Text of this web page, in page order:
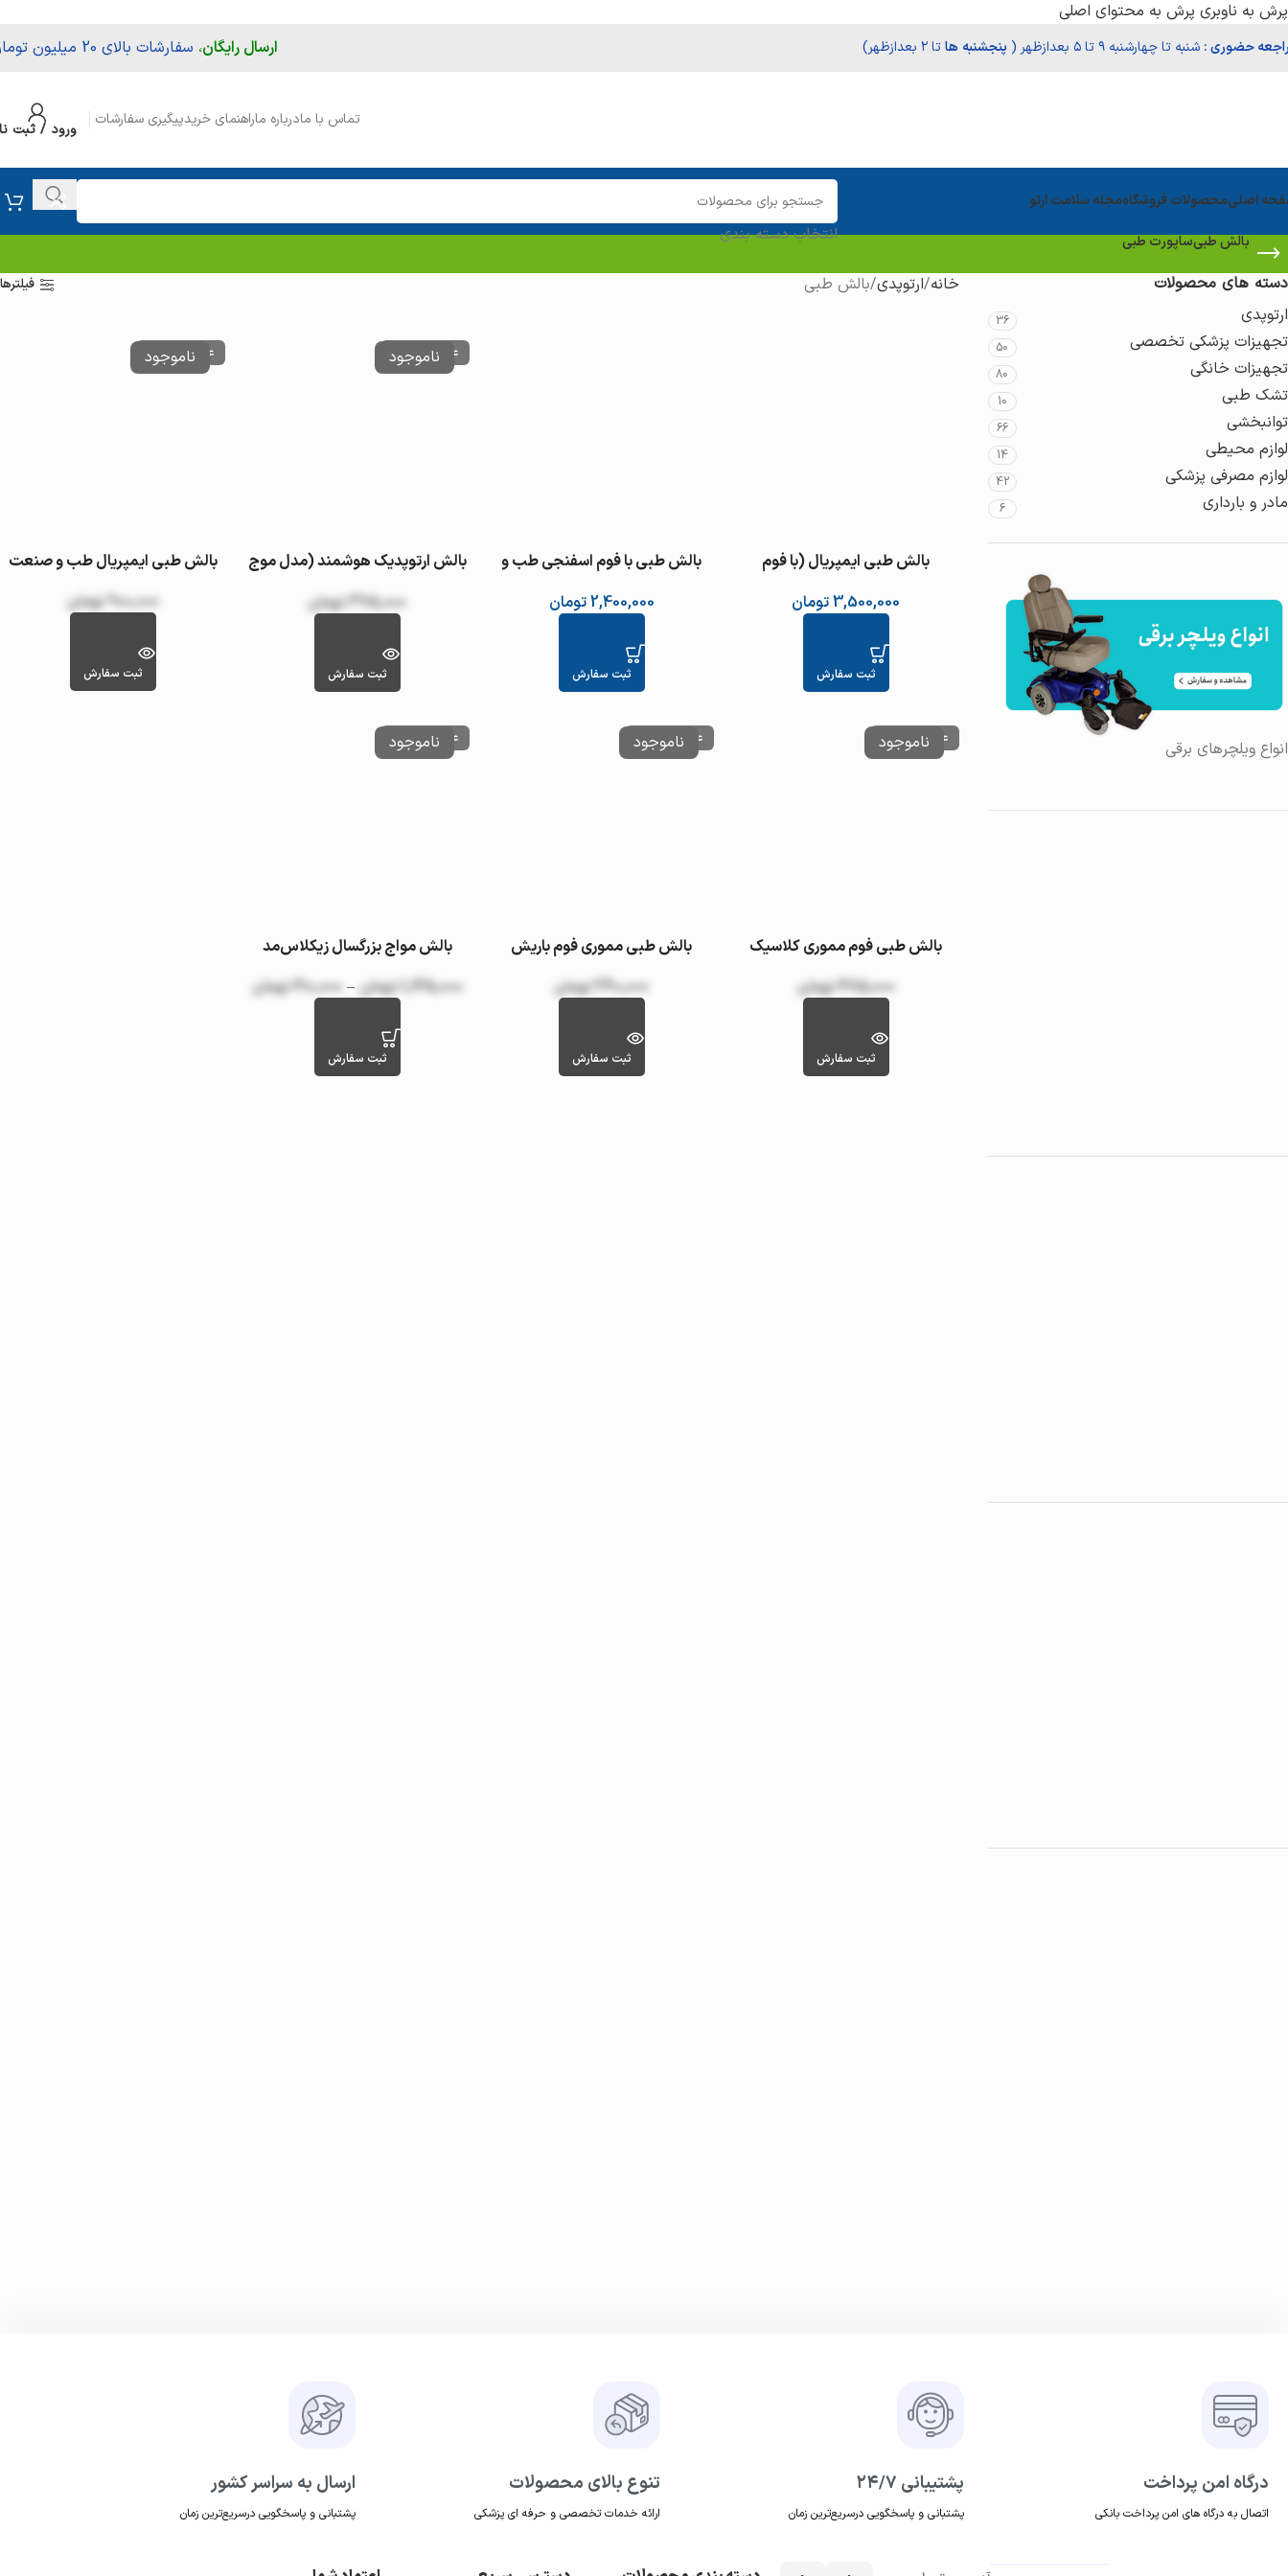
پرش به ناوبری پرش به محتوای اصلی
حضوری : شنبه تا چهارشنبه ۹ تا ۵ بعدازظهر ( پنجشنبه‌ هاتا ۲ بعدازظهر) ارسال رایگان، سفارشات بالای 20 میلیون تومان
تماس با مادرباره ماراهنمای خریدپیگیری سفارشات
ورود / ثبت
اصلیمحصولات فروشگاهمجله سلامت ارتو
انتخاب دسته بندی بالش طبیساپورت طبی
دسته های محصولات
ارتوپدی
36
تجهیزات پزشکی تخصصی 50
تجهیزات خانگی 80
تشک طبی 10
توانبخشی 66
لوازم محیطی 14
لوازم مصرفی پزشکی 42
مادر و بارداری 6
انواع ویلچرهای برقی
خانه ارتوپدی بالش طبی فیلترها
بالش طبی ایمپریال (با فوم
3,500,000تومان
ثبت سفارش
بالش طبی با فوم اسفنجی طب و
2,400,000تومان
ثبت سفارش
عدم موجودی
بالش ارتوپدیک هوشمند (مدل موج
375,000 تومان
ثبت سفارش
عدم موجودی
بالش طبی ایمپریال طب و صنعت
900,000 تومان
ثبت سفارش
عدم موجودی
بالش طبی فوم مموری کلاسیک
485,000 تومان
ثبت سفارش
عدم موجودی
بالش طبی مموری فوم باریش
360,000 تومان
ثبت سفارش
عدم موجودی
بالش مواج بزرگسال زیکلاس‌مد
1,145,000
تومان –
610,000تومان
ثبت سفارش
درگاه امن پرداخت
اتصال به درگاه های امن پرداخت بانکی
پشتیبانی ۲۴/۷
پشتبانی و پاسخگویی درسریع‌ترین زمان
تنوع بالای محصولات
ارائه خدمات تخصصی و حرفه ای پزشکی
ارسال به سراسر کشور
پشتبانی و پاسخگویی درسریع‌ترین زمان